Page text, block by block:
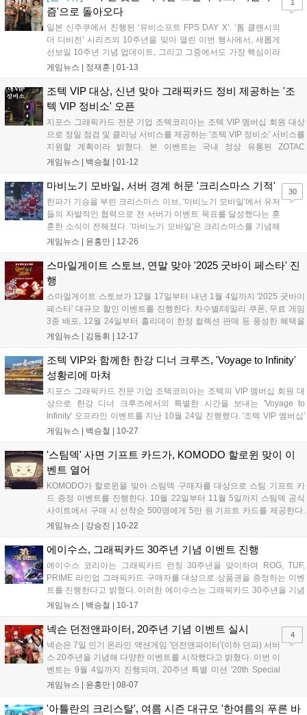
즘'으로 돌아오다
일본 신주쿠에서 진행된 ‘유비소프트 FPS DAY X’. ‘톰 클랜시의
더 디비전’ 시리즈의 10주년을 맞아 열린 이번 행사에서, 새롭게
선보일 10주년 기념 업데이트, 그리고 그중에서도 가장 핵심이라
할 수 있는 ‘리얼리즘’ 모드에 대한 소개가 진행됐다. 먼저, 새롭게
요소를 대거 덜어내고...
게임뉴스 | 정재훈 01-13
1
조텍 VIP 대상, 신년 맞아 그래픽카드 정비 제공하는 '조
텍 VIP 정비소' 오픈
지포스 그래픽카드 전문 기업 조텍코리아는 조텍 VIP 멤버십 회원 대상
으로 정밀 점검 및 클리닝 서비스를 제공하는 '조텍 VIP 정비소' 서비스를
지원할 계획이라 밝혔다. 본 이벤트는 국내 정상 유통된 ZOTAC
GAMING GeForce RTX 5090 시리즈 최초 구매자이자, 실사용자 대상
청 시, 그래픽카드 내부 먼지 제거 및 정밀 클리닝, 프리미엄 서멀 컴파운
드 재도포(서멀 재도포) 등의 제품 컨디션 유지를 위한 케어 서비스가 제
공된다....
게임뉴스 | 백승철 01-12
마비노기 모바일, 서버 경계 허문 '크리스마스 기적'
한파가 기승을 부린 크리스마스 이브, '마비노기 모바일'에서 유저
들의 자발적인 협력으로 전 서버가 이벤트 목표를 달성했다는 훈
훈한 소식이 전해졌다. '마비노기 모바일'은 크리스마스를 기념해
산타 의상 등을 보상으로 제공하는 이벤트를 진행 중이다. 해당
정 수량(단계별 500만 개) 납품해야 보상...
게임뉴스 | 윤홍만 12-26
30
스마일게이트 스토브, 연말 맞아 '2025 굿바이 페스타' 진
행
스마일게이트 스토브가 12월 17일부터 내년 1월 4일까지 '2025 굿바이
페스타' 대규모 할인 이벤트를 진행한다. 차수별/데일리 쿠폰, 무료 게임
3종 배포, 12월 24일부터 홀리데이 한정 컬렉션 판매 등 풍성한 혜택을
제공한다....
게임뉴스 | 김동휘 12-17
조텍 VIP와 함께한 한강 디너 크루즈, 'Voyage to Infinity'
성황리에 마쳐
지포스 그래픽카드 전문 기업 조텍코리아는 조텍의 VIP 멤버십 회원 대
상으로 한강 디너 크루즈에서의 특별한 시간을 보내는 'Voyage to
Infinity' 오프라인 이벤트를 지난 10월 24일 진행했다. '조텍 VIP 멤버십'
은 국내에서 정식 유통된 ZOTAC GAMING GeForce RTX 5090 시리즈
이다. 지난 2025년 4월 이후로 조텍 공식몰 '탁탁몰'에서 RTX 5090 실사
용자 대상으로 진행되고 있으며, 매월 다양한 혜택들을 제공하고 있다.
현재까지 약 500명의 회원이 조텍 VIP 멤버십에 가입되어 있다....
게임뉴스 | 백승철 10-27
'스팀덱' 사면 기프트 카드가, KOMODO 할로윈 맞이 이
벤트 열어
KOMODO가 할로윈을 맞아 스팀덱 구매자를 대상으로 스팀 기프트 카
드 증정 이벤트를 진행한다. 10월 22일부터 11월 5일까지 스팀덱 공식
사이트에서 구매 시 선착순 500명에게 5만 원 기프트 카드를 제공한다.
이후 추첨을 통해 1명에게 100만 원, 9명에게 50만 원 기프트 카드를 추
게임뉴스 | 강승진 10-22
에이수스, 그래픽카드 30주년 기념 이벤트 진행
에이수스 코리아는 그래픽카드 런칭 30주년을 맞이하여 ROG, TUF,
PRIME 라인업 그래픽카드 구매자를 대상으로 상품권을 증정하는 이벤
트를 진행한다고 밝혔다. 이러한 에이수스는 그래픽카드 30주년을 기념
하여 RTX 5060 Ti / RTX 5070 / RX 9060 XT / RX 9070XT 등 소비자 선
ROG, TUF, PRIME 브랜드 제품 구매 시 최대 6만 원권 상품권을 증정한
다....
게임뉴스 | 백승철 10-17
넥슨 던전앤파이터, 20주년 기념 이벤트 실시
넥슨은 7일 인기 온라인 액션게임 '던전앤파이터'(이하 던파) 서비
스 20주년을 기념해 다양한 이벤트를 시작했다고 밝혔다. 이번 이
벤트는 9월 4일까지 진행되며, 20주년 특별 미션 '20th Special
Mission'을 통해 풍성한 보상을 제공한다. 유저가 '던파'의 20번째
수 있...
게임뉴스 | 윤홍만 08-07
4
'아틀란의 크리스탈', 여름 시즌 대규모 '한여름의 푸른 바